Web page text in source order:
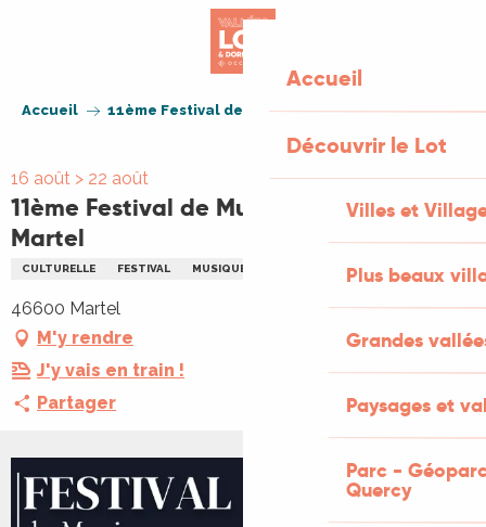
Accueil
Découvrir le Lot
Villes et
Plus beaux
Grandes
Paysages et
Parc -
Quercy
Accueil 11ème Festival de Musique Baroque de Martel
16 août > 22 août
11ème Festival de Musique Baroque de
Martel
CULTURELLE FESTIVAL MUSIQUE MUSIQUE CLASSIQUE
46600 Martel
M'y rendre
J'y vais en train !
Partager